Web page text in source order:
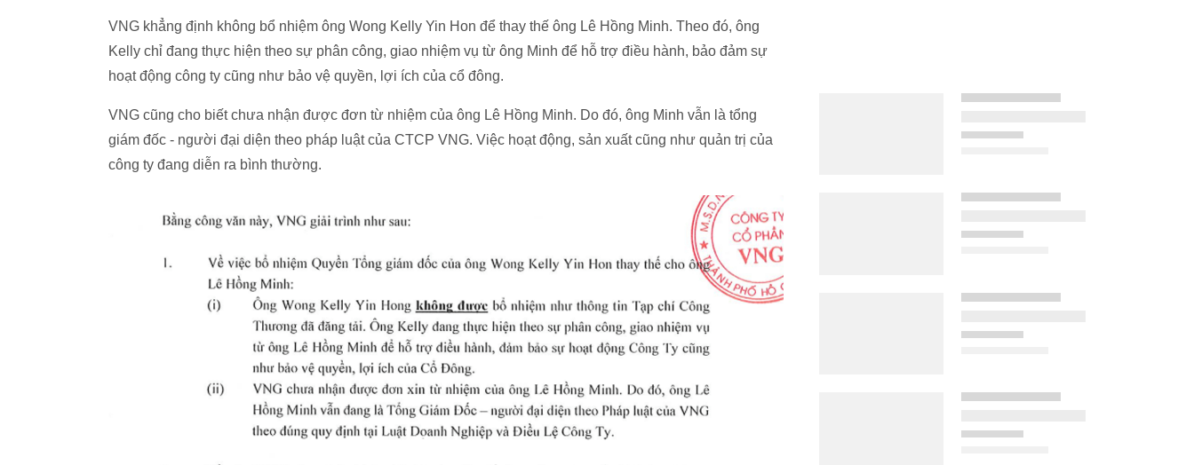
VNG khẳng định không bổ nhiệm ông Wong Kelly Yin Hon để thay thế ông Lê Hồng Minh. Theo đó, ông
Kelly chỉ đang thực hiện theo sự phân công, giao nhiệm vụ từ ông Minh để hỗ trợ điều hành, bảo đảm sự
hoạt động công ty cũng như bảo vệ quyền, lợi ích của cổ đông.
VNG cũng cho biết chưa nhận được đơn từ nhiệm của ông Lê Hồng Minh. Do đó, ông Minh vẫn là tổng
giám đốc - người đại diện theo pháp luật của CTCP VNG. Việc hoạt động, sản xuất cũng như quản trị của
công ty đang diễn ra bình thường.